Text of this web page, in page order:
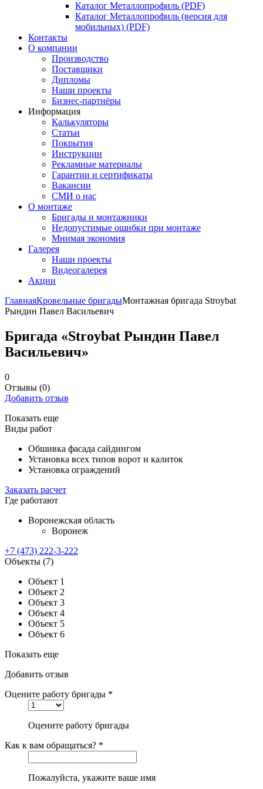
Каталог Металлопрофиль (PDF)
Каталог Металлопрофиль (версия для
мобильных) (PDF)
Контакты
О компании
Производство
Поставщики
Дипломы
Наши проекты
Бизнес-партнёры
Информация
Калькуляторы
Статьи
Покрытия
Инструкции
Рекламные материалы
Гарантии и сертификаты
Вакансии
СМИ о нас
О монтаже
Бригады и монтажники
Недопустимые ошибки при монтаже
Мнимая экономия
Галерея
Наши проекты
Видеогалерея
Акции
ГлавнаяКровельные бригадыМонтажная бригада Stroybat
Рындин Павел Васильевич
Бригада «Stroybat Рындин Павел
Васильевич»
0
Отзывы (0)
Добавить отзыв
Показать еще
Виды работ
Обшивка фасада сайдингом
Установка всех типов ворот и калиток
Установка ограждений
Заказать расчет
Где работают
Воронежская область
Воронеж
+7 (473) 222-3-222
Объекты (7)
Объект 1
Объект 2
Объект 3
Объект 4
Объект 5
Объект 6
Показать еще
Добавить отзыв
Оцените работу бригады *
Оцените работу бригады
Как к вам обращаться? *
Пожалуйста, укажите ваше имя